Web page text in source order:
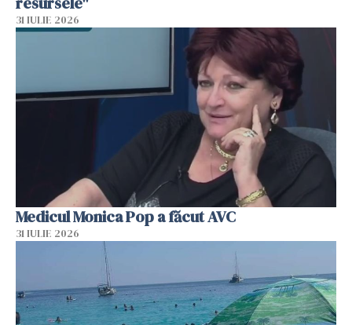
31 IULIE 2026
Medicul Monica Pop a făcut AVC
31 IULIE 2026